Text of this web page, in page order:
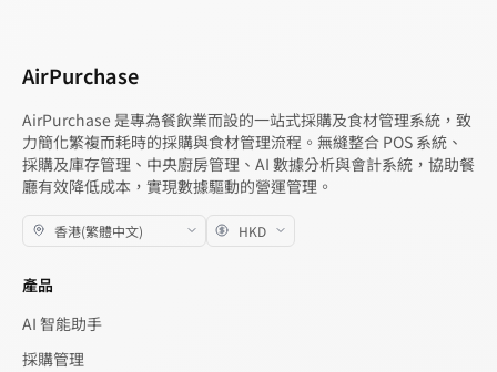
AirPurchase
AirPurchase 是專為餐飲業而設的一站式採購及食材管理系統，致
力簡化繁複而耗時的採購與食材管理流程。無縫整合 POS 系統、
採購及庫存管理、中央廚房管理、AI 數據分析與會計系統，協助餐
廳有效降低成本，實現數據驅動的營運管理。
產品
AI 智能助手
採購管理